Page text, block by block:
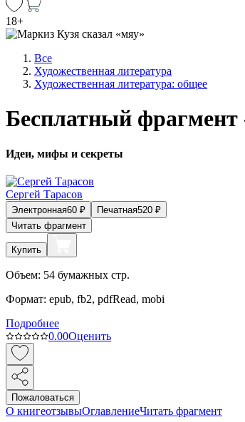
18+
Все
Художественная литература
Художественная литература: общее
Бесплатный фрагмент
Идеи, мифы и секреты
Сергей Тарасов
Электронная60 ₽ Печатная520 ₽
Читать фрагмент
Купить
Объем: 54 бумажных стр.
Формат: epub, fb2, pdfRead, mobi
Подробнее
0.00Оценить
Пожаловаться
О книгеотзывыОглавлениеЧитать фрагмент